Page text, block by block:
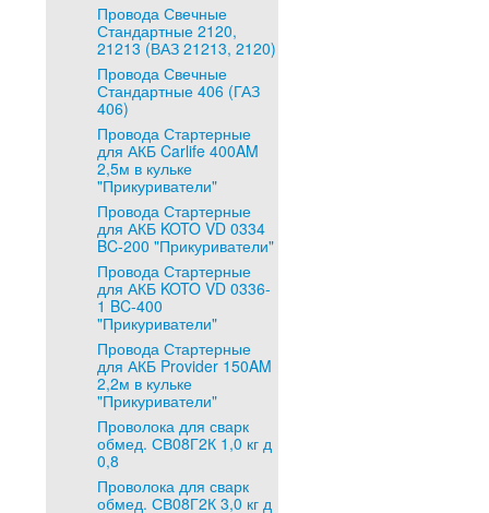
Провода Свечные
Стандартные 2120,
21213 (ВАЗ 21213, 2120)
Провода Свечные
Стандартные 406 (ГАЗ
406)
Провода Стартерные
для АКБ Carlife 400AM
2,5м в кульке
"Прикуриватели"
Провода Стартерные
для АКБ KOTO VD 0334
BC-200 "Прикуриватели"
Провода Стартерные
для АКБ KOTO VD 0336-
1 BC-400
"Прикуриватели"
Провода Стартерные
для АКБ Provider 150AM
2,2м в кульке
"Прикуриватели"
Проволока для сварк
обмед. СВ08Г2К 1,0 кг д
0,8
Проволока для сварк
обмед. СВ08Г2К 3,0 кг д